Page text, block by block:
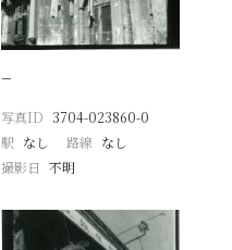
−
写真ID 3704-023860-0
駅 なし 路線 なし
撮影日 不明